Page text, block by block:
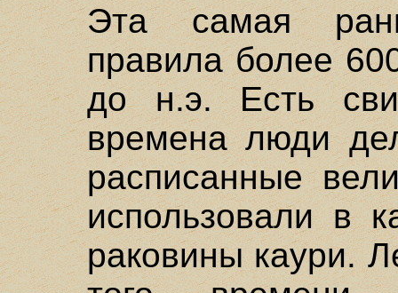
Эта самая
правила более
до н.э. Есть
времена люди
расписанные
использовали в
раковины каури.